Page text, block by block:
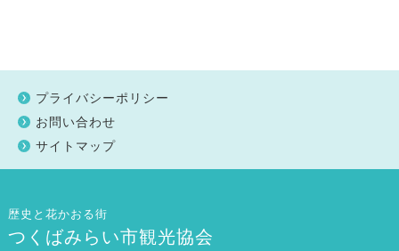
プライバシーポリシー
お問い合わせ
サイトマップ
歴史と花かおる街
つくばみらい市観光協会